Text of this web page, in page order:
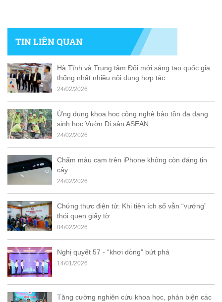
TIN LIÊN QUAN
Hà Tĩnh và Trung tâm Đổi mới sáng tạo quốc gia
thống nhất nhiều nội dung hợp tác
24/02/2026
Ứng dụng khoa học công nghệ bảo tồn đa dạng
sinh học Vườn Di sản ASEAN
24/02/2026
Chấm màu cam trên iPhone không còn đáng tin
cậy
24/02/2026
Chứng thực điện tử: Khi tiện ích số vẫn “vướng”
thói quen giấy tờ
04/02/2026
Nghị quyết 57 - “khơi dòng” bứt phá
14/01/2026
Tăng cường nghiên cứu khoa học, phản biện các